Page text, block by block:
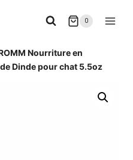
0
Nourriture en
Dinde pour chat 5.5oz